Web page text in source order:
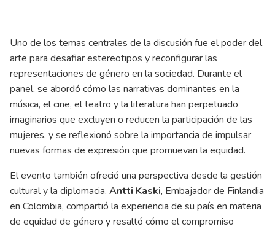
Uno de los temas centrales de la discusión fue el poder del
arte para desafiar estereotipos y reconfigurar las
representaciones de género en la sociedad. Durante el
panel, se abordó cómo las narrativas dominantes en la
música, el cine, el teatro y la literatura han perpetuado
imaginarios que excluyen o reducen la participación de las
mujeres, y se reflexionó sobre la importancia de impulsar
nuevas formas de expresión que promuevan la equidad.
El evento también ofreció una perspectiva desde la gestión
cultural y la diplomacia. Antti Kaski, Embajador de Finlandia
en Colombia, compartió la experiencia de su país en materia
de equidad de género y resaltó cómo el compromiso